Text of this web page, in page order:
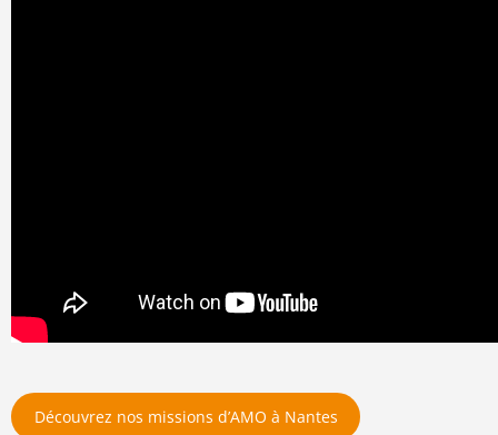
Découvrez nos missions d’AMO à Nantes